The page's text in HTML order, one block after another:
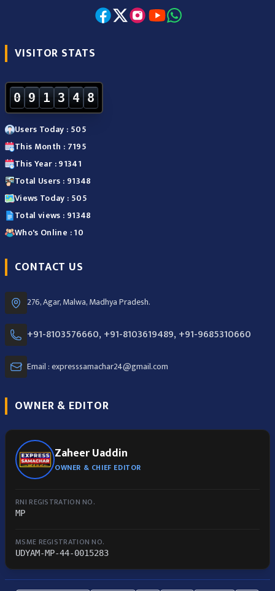
VISITOR STATS
0 9 1 3 4 8
Users Today : 505
This Month : 7195
This Year : 91341
Total Users : 91348
Views Today : 505
Total views : 91348
Who's Online : 10
CONTACT US
276, Agar, Malwa, Madhya Pradesh.
+91-8103576660, +91-8103619489, +91-9685310660
Email : expresssamachar24@gmail.com
OWNER & EDITOR
Zaheer Uaddin
OWNER & CHIEF EDITOR
RNI REGISTRATION NO.
MP
MSME REGISTRATION NO.
UDYAM-MP-44-0015283